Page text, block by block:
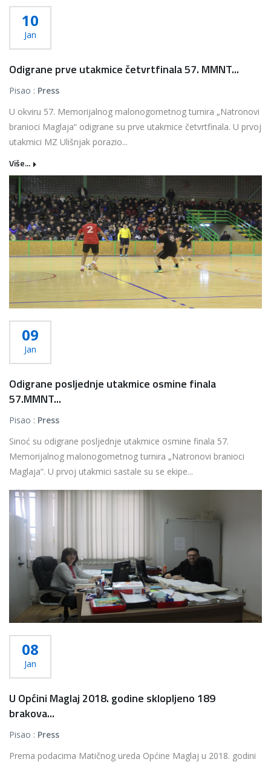
10
Jan
Odigrane prve utakmice četvrtfinala 57. MMNT...
Pisao : Press
U okviru 57. Memorijalnog malonogometnog turnira „Natronovi
branioci Maglaja“ odigrane su prve utakmice četvrtfinala. U prvoj
utakmici MZ Ulišnjak porazio...
Više...
09
Jan
Odigrane posljednje utakmice osmine finala
57.MMNT...
Pisao : Press
Sinoć su odigrane posljednje utakmice osmine finala 57.
Memorijalnog malonogometnog turnira „Natronovi branioci
Maglaja“. U prvoj utakmici sastale su se ekipe...
Više...
08
Jan
U Općini Maglaj 2018. godine sklopljeno 189
brakova...
Pisao : Press
Prema podacima Matičnog ureda Općine Maglaj u 2018. godini